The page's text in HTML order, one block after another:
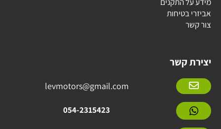
אביזרי בטיחות
צור קשר
יצירת קשר
levmotors@gmail.com
054-2315423